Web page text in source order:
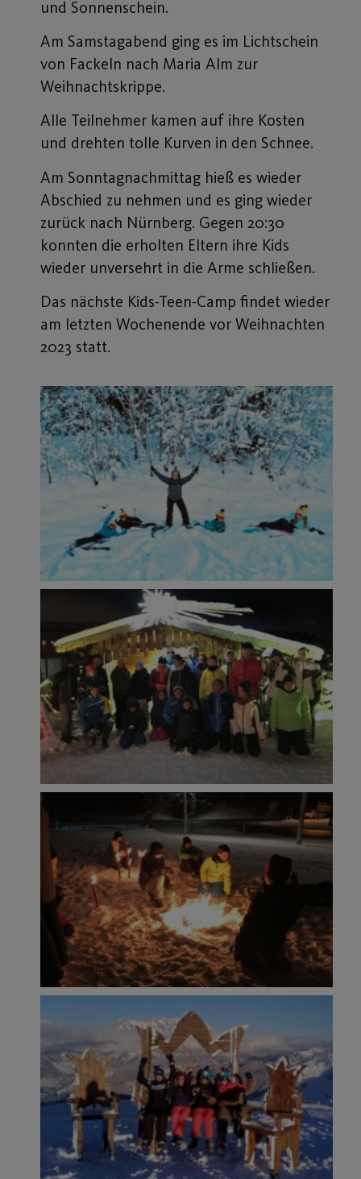
und Sonnenschein.
Am Samstagabend ging es im Lichtschein
von Fackeln nach Maria Alm zur
Weihnachtskrippe.
Alle Teilnehmer kamen auf ihre Kosten
und drehten tolle Kurven in den Schnee.
Am Sonntagnachmittag hieß es wieder
Abschied zu nehmen und es ging wieder
zurück nach Nürnberg. Gegen 20:30
konnten die erholten Eltern ihre Kids
wieder unversehrt in die Arme schließen.
Das nächste Kids-Teen-Camp findet wieder
am letzten Wochenende vor Weihnachten
2023 statt.